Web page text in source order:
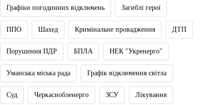
Графіки погодинних відключень Загиблі герої
ППО Шахед Кримінальне провадження ДТП
Порушення ПДР БПЛА НЕК "Укренерго"
Уманська міська рада Графік відключення світла
Суд Черкасиобленерго ЗСУ Лікування